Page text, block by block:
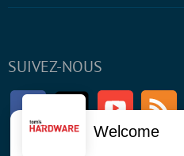
SUIVEZ-NOUS
FacebookTwitter Youtube
Welcome